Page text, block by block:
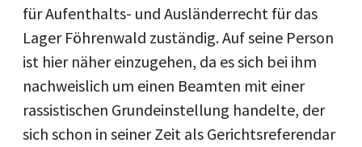
für Aufenthalts- und Ausländerrecht für das
Lager Föhrenwald zuständig. Auf seine Person
ist hier näher einzugehen, da es sich bei ihm
nachweislich um einen Beamten mit einer
rassistischen Grundeinstellung handelte, der
sich schon in seiner Zeit als Gerichtsreferendar